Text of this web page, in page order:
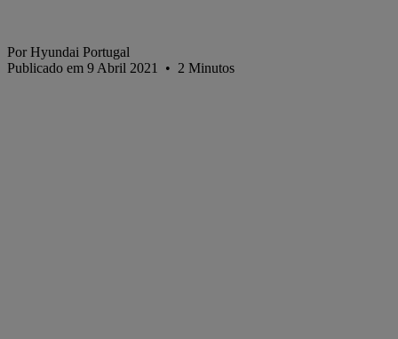
Por Hyundai Portugal
Publicado em 9 Abril 2021
• 2 Minutos